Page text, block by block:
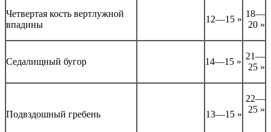
Четвертая кость вертлужной
впадины
12—15 »
18—
20 »
Седалищный бугор 14—15 »
21—
25 »
Подвздошный гребень 13—15 »
22—
25 »